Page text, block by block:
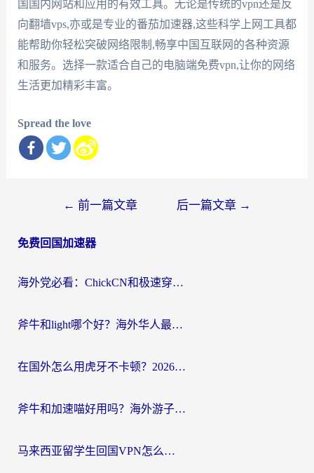
国国内网站和应用的有效工具。无论是传统的vpn还是反
向翻墙vps,亦或是专业的番茄加速器,这些科学上网工具都
能帮助你轻松突破网络限制,畅享中国互联网的各种资源
和服务。选择一款适合自己的电脑端免费vpn,让你的网络
生活更加精彩丰富。
Spread the love
导
← 前一篇文章 后一篇文章 →
免费回国加速器
海外党必看：ChickCN和极速穿梭VPN好用吗？3招教你选对回国加速器无缝刷国内资源
斧牛和light哪个好？海外华人最关心的回国加速器选择难题，一篇讲透
在国外怎么用虎牙不卡顿？2026海外华人亲测有效的回国加速器选择指南
斧牛和加速喵好用吗？海外游子的真实选择困境
马来西亚留学生回国VPN怎么选？3个避坑点+1款实测好用的加速器推荐